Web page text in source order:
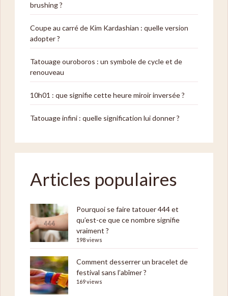
brushing ?
Coupe au carré de Kim Kardashian : quelle version
adopter ?
Tatouage ouroboros : un symbole de cycle et de
renouveau
10h01 : que signifie cette heure miroir inversée ?
Tatouage infini : quelle signification lui donner ?
Articles populaires
Pourquoi se faire tatouer 444 et
qu’est-ce que ce nombre signifie
vraiment ?
198 views
Comment desserrer un bracelet de
festival sans l’abîmer ?
169 views